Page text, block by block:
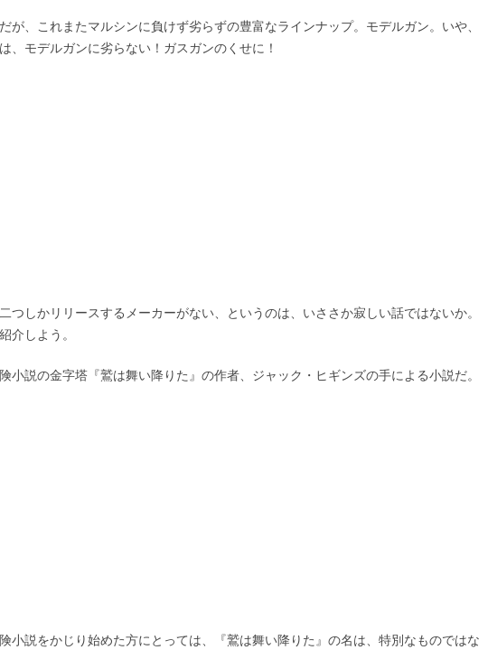
が、これまたマルシンに負けず劣らずの豊富なラインナップ。モデルガン。いや、
、モデルガンに劣らない！ガスガンのくせに！
つしかリリースするメーカーがない、というのは、いささか寂しい話ではないか。
介しよう。
小説の金字塔『鷲は舞い降りた』の作者、ジャック・ヒギンズの手による小説だ。
小説をかじり始めた方にとっては、『鷲は舞い降りた』の名は、特別なものではな